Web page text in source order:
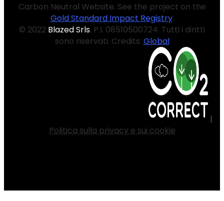
Carbon Neutral Website. See the project on the
Gold Standard Impact Registry.
© 2022 Blazed Srls. P.I. 08510500724. Tutti i diritti
sono riservati. Credits: Global
|
Politica sulla privacy e sui cookie